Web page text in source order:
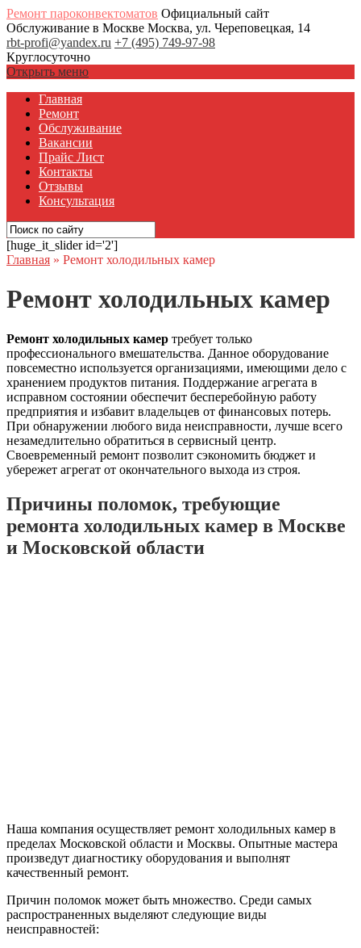
Ремонт пароконвектоматов Официальный сайт
Обслуживание в Москве Москва, ул. Череповецкая, 14
rbt-profi@yandex.ru +7 (495) 749-97-98
Круглосуточно
Открыть меню
Главная
Ремонт
Обслуживание
Вакансии
Прайс Лист
Контакты
Отзывы
Консультация
[huge_it_slider id='2']
Главная » Ремонт холодильных камер
Ремонт холодильных камер
Ремонт холодильных камер требует только
профессионального вмешательства. Данное оборудование
повсеместно используется организациями, имеющими дело с
хранением продуктов питания. Поддержание агрегата в
исправном состоянии обеспечит бесперебойную работу
предприятия и избавит владельцев от финансовых потерь.
При обнаружении любого вида неисправности, лучше всего
незамедлительно обратиться в сервисный центр.
Своевременный ремонт позволит сэкономить бюджет и
убережет агрегат от окончательного выхода из строя.
Причины поломок, требующие
ремонта холодильных камер в Москве
и Московской области
Наша компания осуществляет ремонт холодильных камер в
пределах Московской области и Москвы. Опытные мастера
произведут диагностику оборудования и выполнят
качественный ремонт.
Причин поломок может быть множество. Среди самых
распространенных выделяют следующие виды
неисправностей: